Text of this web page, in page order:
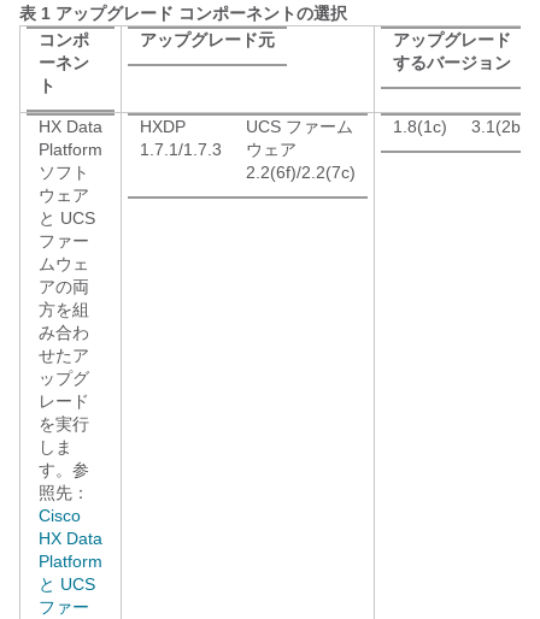
表 1 アップグレード コンポーネントの選択
コンポ
ーネン
ト
アップグレード元
アップグレード
するバージョン
HX Data
Platform
ソフト
ウェア
と UCS
ファー
ムウェ
アの両
方を組
み合わ
せたア
ップグ
レード
を実行
しま
す。参
照先：
Cisco
HX Data
Platform
と UCS
ファー
HXDP
1.7.1/1.7.3
UCS ファーム
ウェア
2.2(6f)/2.2(7c)
1.8(1c) 3.1(2b)